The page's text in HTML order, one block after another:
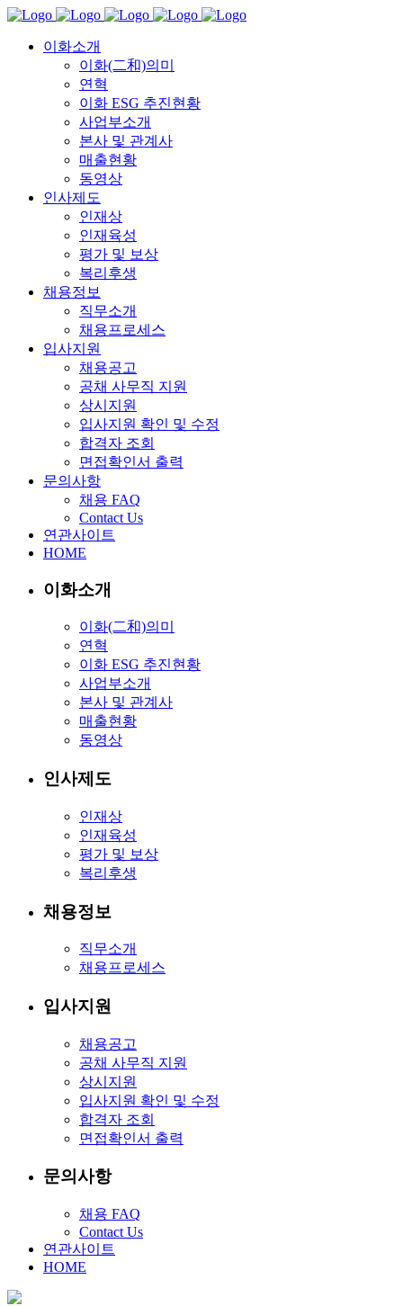
이화소개
이화(二和)의미
연혁
이화 ESG 추진현황
사업부소개
본사 및 관계사
매출현황
동영상
인사제도
인재상
인재육성
평가 및 보상
복리후생
채용정보
직무소개
채용프로세스
입사지원
채용공고
공채 사무직 지원
상시지원
입사지원 확인 및 수정
합격자 조회
면접확인서 출력
문의사항
채용 FAQ
Contact Us
연관사이트
HOME
이화소개
이화(二和)의미
연혁
이화 ESG 추진현황
사업부소개
본사 및 관계사
매출현황
동영상
인사제도
인재상
인재육성
평가 및 보상
복리후생
채용정보
직무소개
채용프로세스
입사지원
채용공고
공채 사무직 지원
상시지원
입사지원 확인 및 수정
합격자 조회
면접확인서 출력
문의사항
채용 FAQ
Contact Us
연관사이트
HOME